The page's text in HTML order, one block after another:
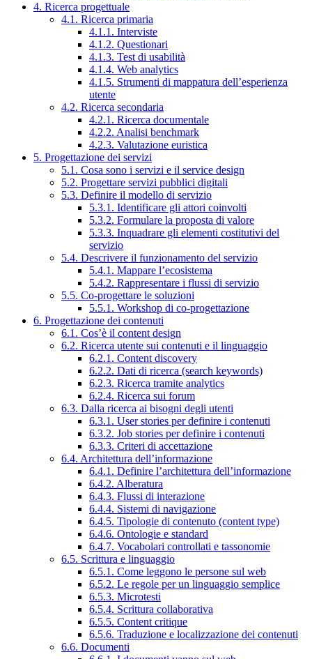
4. Ricerca progettuale
4.1. Ricerca primaria
4.1.1. Interviste
4.1.2. Questionari
4.1.3. Test di usabilità
4.1.4. Web analytics
4.1.5. Strumenti di mappatura dell’esperienza
utente
4.2. Ricerca secondaria
4.2.1. Ricerca documentale
4.2.2. Analisi benchmark
4.2.3. Valutazione euristica
5. Progettazione dei servizi
5.1. Cosa sono i servizi e il service design
5.2. Progettare servizi pubblici digitali
5.3. Definire il modello di servizio
5.3.1. Identificare gli attori coinvolti
5.3.2. Formulare la proposta di valore
5.3.3. Inquadrare gli elementi costitutivi del
servizio
5.4. Descrivere il funzionamento del servizio
5.4.1. Mappare l’ecosistema
5.4.2. Rappresentare i flussi di servizio
5.5. Co-progettare le soluzioni
5.5.1. Workshop di co-progettazione
6. Progettazione dei contenuti
6.1. Cos’è il content design
6.2. Ricerca utente sui contenuti e il linguaggio
6.2.1. Content discovery
6.2.2. Dati di ricerca (search keywords)
6.2.3. Ricerca tramite analytics
6.2.4. Ricerca sui forum
6.3. Dalla ricerca ai bisogni degli utenti
6.3.1. User stories per definire i contenuti
6.3.2. Job stories per definire i contenuti
6.3.3. Criteri di accettazione
6.4. Architettura dell’informazione
6.4.1. Definire l’architettura dell’informazione
6.4.2. Alberatura
6.4.3. Flussi di interazione
6.4.4. Sistemi di navigazione
6.4.5. Tipologie di contenuto (content type)
6.4.6. Ontologie e standard
6.4.7. Vocabolari controllati e tassonomie
6.5. Scrittura e linguaggio
6.5.1. Come leggono le persone sul web
6.5.2. Le regole per un linguaggio semplice
6.5.3. Microtesti
6.5.4. Scrittura collaborativa
6.5.5. Content critique
6.5.6. Traduzione e localizzazione dei contenuti
6.6. Documenti